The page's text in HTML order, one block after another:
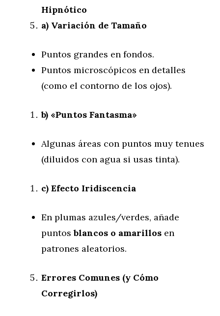
Hipnótico
a) Variación de Tamaño
Puntos grandes en fondos.
Puntos microscópicos en detalles
(como el contorno de los ojos).
b) «Puntos Fantasma»
Algunas áreas con puntos muy tenues
(diluidos con agua si usas tinta).
c) Efecto Iridiscencia
En plumas azules/verdes, añade
puntosblancos o amarillos en
patrones aleatorios.
Errores Comunes (y Cómo
Corregirlos)